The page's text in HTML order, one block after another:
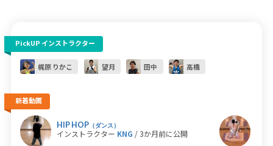
PickUP インストラクター
梶原 りかこ 望月 田中 高橋
新着動画
HIP HOP （ダンス）
インストラクター KNG / 3か月前に公開